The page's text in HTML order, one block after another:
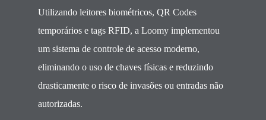
Utilizando leitores biométricos, QR Codes
temporários e tags RFID, a Loomy implementou
um sistema de controle de acesso moderno,
eliminando o uso de chaves físicas e reduzindo
drasticamente o risco de invasões ou entradas não
autorizadas.